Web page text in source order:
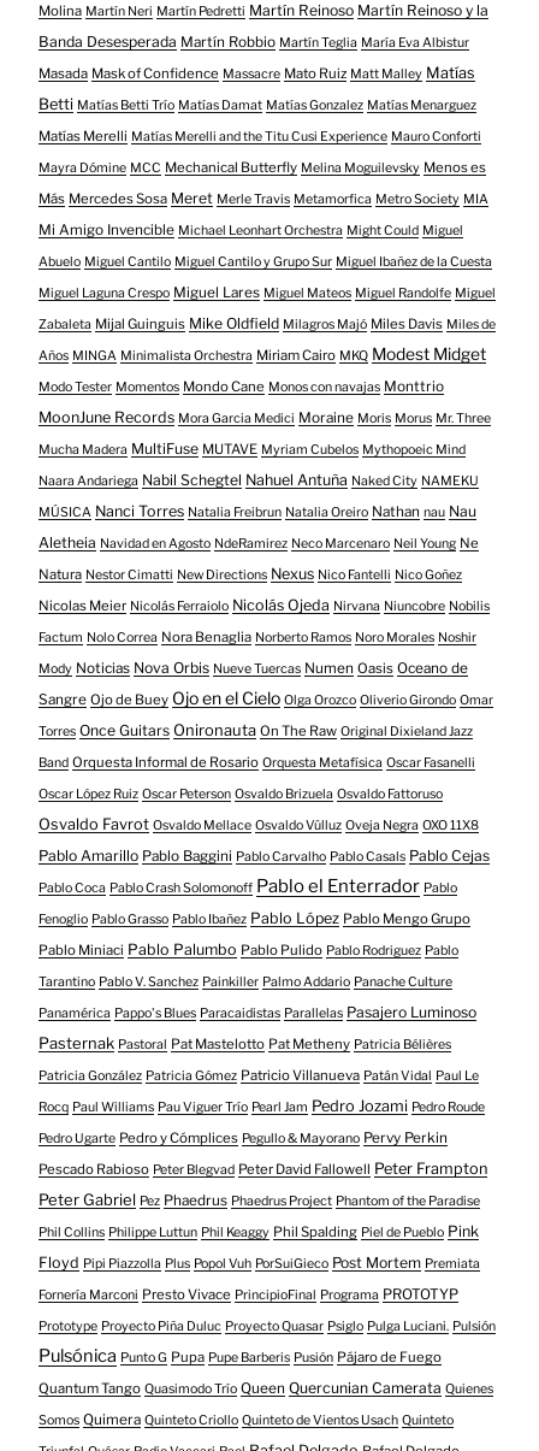
Molina Martín Neri Martín Pedretti Martín Reinoso Martín Reinoso y la
Banda Desesperada Martín Robbio Martín Teglia María Eva Albistur
Masada Mask of Confidence Massacre Mato Ruiz Matt Malley Matías
Betti Matías Betti Trío Matías Damat Matías Gonzalez Matías Menarguez
Matías Merelli Matías Merelli and the Titu Cusi Experience Mauro Conforti
Mayra Dómine MCC Mechanical Butterfly Melina Moguilevsky Menos es
Más Mercedes Sosa Meret Merle Travis Metamorfica Metro Society MIA
Mi Amigo Invencible Michael Leonhart Orchestra Might Could Miguel
Abuelo Miguel Cantilo Miguel Cantilo y Grupo Sur Miguel Ibañez de la Cuesta
Miguel Laguna Crespo Miguel Lares Miguel Mateos Miguel Randolfe Miguel
Zabaleta Mijal Guinguis Mike Oldfield Milagros Majó Miles Davis Miles de
Años MINGA Minimalista Orchestra Miriam Cairo MKQ Modest Midget
Modo Tester Momentos Mondo Cane Monos con navajas Monttrio
MoonJune Records Mora Garcia Medici Moraine Moris Morus Mr. Three
Mucha Madera MultiFuse MUTAVE Myriam Cubelos Mythopoeic Mind
Naara Andariega Nabil Schegtel Nahuel Antuña Naked City NAMEKU
MÚSICA Nanci Torres Natalia Freibrun Natalia Oreiro Nathan nau Nau
Aletheia Navidad en Agosto NdeRamirez Neco Marcenaro Neil Young Ne
Natura Nestor Cimatti New Directions Nexus Nico Fantelli Nico Goñez
Nicolas Meier Nicolás Ferraiolo Nicolás Ojeda Nirvana Niuncobre Nobilis
Factum Nolo Correa Nora Benaglia Norberto Ramos Noro Morales Noshir
Mody Noticias Nova Orbis Nueve Tuercas Numen Oasis Oceano de
Sangre Ojo de Buey Ojo en el Cielo Olga Orozco Oliverio Girondo Omar
Torres Once Guitars Onironauta On The Raw Original Dixieland Jazz
Band Orquesta Informal de Rosario Orquesta Metafísica Oscar Fasanelli
Oscar López Ruiz Oscar Peterson Osvaldo Brizuela Osvaldo Fattoruso
Osvaldo Favrot Osvaldo Mellace Osvaldo Vülluz Oveja Negra OXO 11X8
Pablo Amarillo Pablo Baggini Pablo Carvalho Pablo Casals Pablo Cejas
Pablo Coca Pablo Crash Solomonoff Pablo el Enterrador Pablo
Fenoglio Pablo Grasso Pablo Ibañez Pablo López Pablo Mengo Grupo
Pablo Miniaci Pablo Palumbo Pablo Pulido Pablo Rodriguez Pablo
Tarantino Pablo V. Sanchez Painkiller Palmo Addario Panache Culture
Panamérica Pappo's Blues Paracaidistas Parallelas Pasajero Luminoso
Pasternak Pastoral Pat Mastelotto Pat Metheny Patricia Bélières
Patricia González Patricia Gómez Patricio Villanueva Patán Vidal Paul Le
Rocq Paul Williams Pau Viguer Trío Pearl Jam Pedro Jozami Pedro Roude
Pedro Ugarte Pedro y Cómplices Pegullo & Mayorano Pervy Perkin
Pescado Rabioso Peter Blegvad Peter David Fallowell Peter Frampton
Peter Gabriel Pez Phaedrus Phaedrus Project Phantom of the Paradise
Phil Collins Philippe Luttun Phil Keaggy Phil Spalding Piel de Pueblo Pink
Floyd Pipi Piazzolla Plus Popol Vuh PorSuiGieco Post Mortem Premiata
Fornería Marconi Presto Vivace PrincipioFinal Programa PROTOTYP
Prototype Proyecto Piña Duluc Proyecto Quasar Psiglo Pulga Luciani. Pulsión
Pulsónica Punto G Pupa Pupe Barberis Pusión Pájaro de Fuego
Quantum Tango Quasimodo Trío Queen Quercunian Camerata Quienes
Somos Quimera Quinteto Criollo Quinteto de Vientos Usach Quinteto